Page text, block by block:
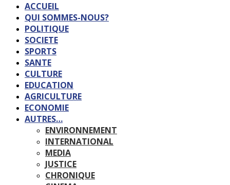
ACCUEIL
QUI SOMMES-NOUS?
POLITIQUE
SOCIETE
SPORTS
SANTE
CULTURE
EDUCATION
AGRICULTURE
ECONOMIE
AUTRES…
ENVIRONNEMENT
INTERNATIONAL
MEDIA
JUSTICE
CHRONIQUE